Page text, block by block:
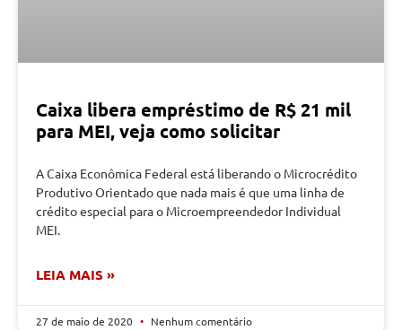
Caixa libera empréstimo de R$ 21 mil
para MEI, veja como solicitar
A Caixa Econômica Federal está liberando o Microcrédito
Produtivo Orientado que nada mais é que uma linha de
crédito especial para o Microempreendedor Individual
MEI.
LEIA MAIS »
27 de maio de 2020 Nenhum comentário